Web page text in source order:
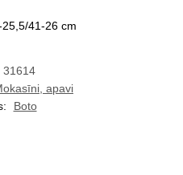
41-26 cm
31614
apavi
Boto